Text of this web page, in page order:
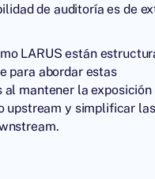
de auditoría es de
LARUS están
para abordar estas
al mantener la exposición
upstream y simplificar las